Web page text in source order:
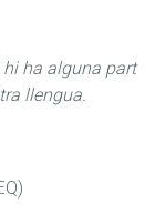
hi ha alguna part
llengua.